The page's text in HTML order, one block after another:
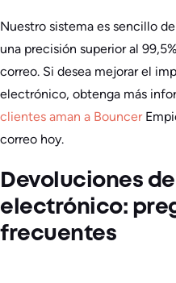
Nuestro sistema es sencillo
una precisión superior al
correo. Si desea mejorar el
electrónico, obtenga más
clientes aman a Bouncer
correo hoy.
Devoluciones
electrónico:
frecuentes